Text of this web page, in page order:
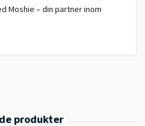
Moshie – din partner inom